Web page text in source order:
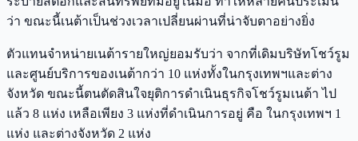
ว่า ขณะนี้เนต้าเป็นช่วงเวลาเปลี่ยนผ่านที่น่าจับตาอย่างยิ่ง
ตัวแทนจำหน่ายเนต้ารายใหญ่ยอมรับว่า จากที่เดิมบริษัทโชว์รูม
และศูนย์บริการของเนต้ากว่า 10 แห่งทั้งในกรุงเทพฯและต่าง
จังหวัด ขณะนี้ตนตัดสินใจยุติการดำเนินธุรกิจโชว์รูมเนต้า ไป
แล้ว 8 แห่ง เหลือเพียง 3 แห่งที่ดำเนินการอยู่ คือ ในกรุงเทพฯ 1
แห่ง และต่างจังหวัด 2 แห่ง